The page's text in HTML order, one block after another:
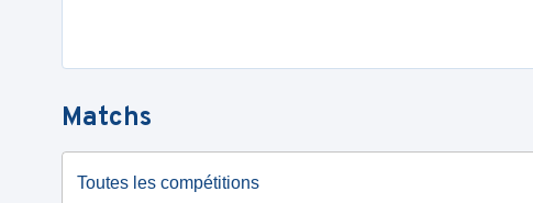
Matchs
Toutes les compétitions